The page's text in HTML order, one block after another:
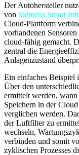
Der Autohersteller
von Siemens Smart
Cloud-Plattform
vorhandenen
cloud-fähig gemacht.
zentral die
Anlagenzustand
Ein einfaches Beispiel
Über den
ermittelt werden,
Speichern in der
verglichen werden.
der Luftfilter zu
wechseln,
verbinden und somit
zyklischen Prozesses